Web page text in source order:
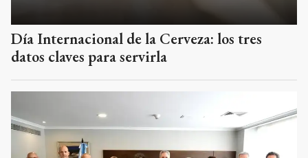
Día Internacional de la Cerveza: los tres
datos claves para servirla